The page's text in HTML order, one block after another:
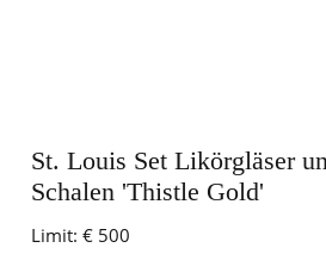
St. Louis Set Likörgläser
Schalen 'Thistle Gold'
Limit: € 500